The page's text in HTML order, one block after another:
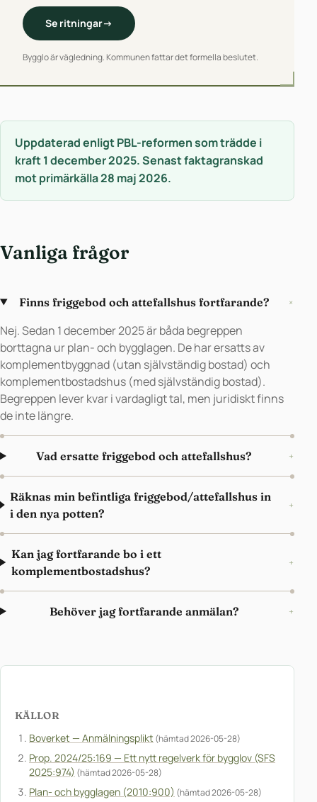
Se ritningar→
Bygglo är vägledning. Kommunen fattar det formella beslutet.
Uppdaterad enligt PBL-reformen som trädde i
kraft 1 december 2025. Senast faktagranskad
mot primärkälla 28 maj 2026.
Vanliga frågor
Finns friggebod och attefallshus fortfarande? +
Nej. Sedan 1 december 2025 är båda begreppen
borttagna ur plan- och bygglagen. De har ersatts av
komplementbyggnad (utan självständig bostad) och
komplementbostadshus (med självständig bostad).
Begreppen lever kvar i vardagligt tal, men juridiskt finns
de inte längre.
Vad ersatte friggebod och attefallshus? +
Räknas min befintliga friggebod/attefallshus in
i den nya potten?
+
Kan jag fortfarande bo i ett
komplementbostadshus?
+
Behöver jag fortfarande anmälan? +
KÄLLOR
Boverket — Anmälningsplikt (hämtad 2026-05-28)
Prop. 2024/25:169 — Ett nytt regelverk för bygglov (SFS
2025:974) (hämtad 2026-05-28)
Plan- och bygglagen (2010:900) (hämtad 2026-05-28)